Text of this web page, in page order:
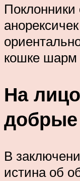
кошке шарм
На
добрые
В
истина об